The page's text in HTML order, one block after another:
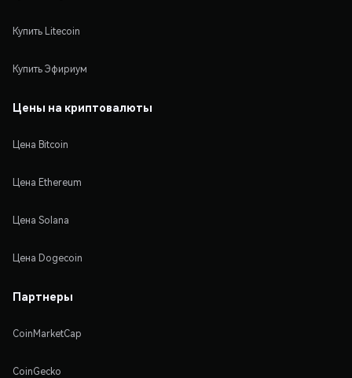
Купить Litecoin
Купить Эфириум
Цены на криптовалюты
Цена Bitcoin
Цена Ethereum
Цена Solana
Цена Dogecoin
Партнеры
CoinMarketCap
CoinGecko